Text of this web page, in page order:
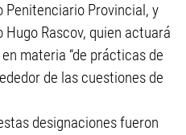
Provincial, y
Rascov, quien actuará
materia “de prácticas de
de las cuestiones de
designaciones fueron